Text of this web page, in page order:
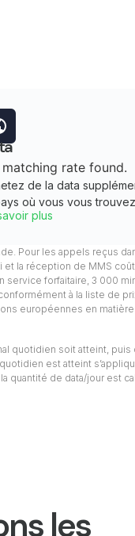
matching rate found.
de la data
où vous vous
plus
Pour les appels reçus
et la réception de MMS
service forfaitaire, 3 000
à la liste de
européennes en matière
quotidien soit atteint, puis
est atteint
quantité de data/jour est
les